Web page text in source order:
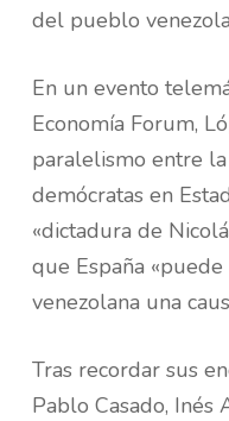
del pueblo
En un evento
Economía Forum,
paralelismo entre
demócratas en
«dictadura de
que España
venezolana una
Tras recordar sus
Pablo Casado, Inés